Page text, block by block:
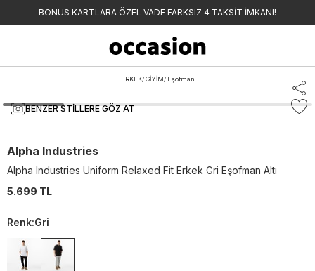
BONUS KARTLARA ÖZEL VADE FARKSIZ 4 TAKSİT İMKANI!
ERKEK/ GİYİM/ Eşofman
BENZER STILLERE GÖZ AT
Alpha Industries
Alpha Industries Uniform Relaxed Fit Erkek Gri Eşofman Altı
5.699 TL
Renk:Gri